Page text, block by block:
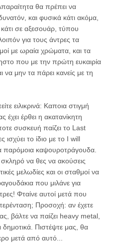
θα πρέπει να
και φυσικά κάτι ακόμα,
σε αξεσουάρ, τύπου
για τους άντρες τα
με ωραία χρώματα, και τα
που με την πρώτη ευκαιρία
να μην τα πάρει κανείς με τη
ειλικρινά: Καποια στιγμή
έχει έρθει η ακατανίκητη
συσκευή παίζει το Last
ισχύει το ίδιο με το I will
παρόμοια καψουροτράγουδα.
σκληρό να θες να ακούσεις
μελωδίες και οι σταθμοί να
που μιλάνε για
Φταίνε αυτοί μετά που
Προσοχή: αν έχετε
βάλτε να παίζει heavy metal,
Πιστέψτε μας, θα
μετά από αυτό...